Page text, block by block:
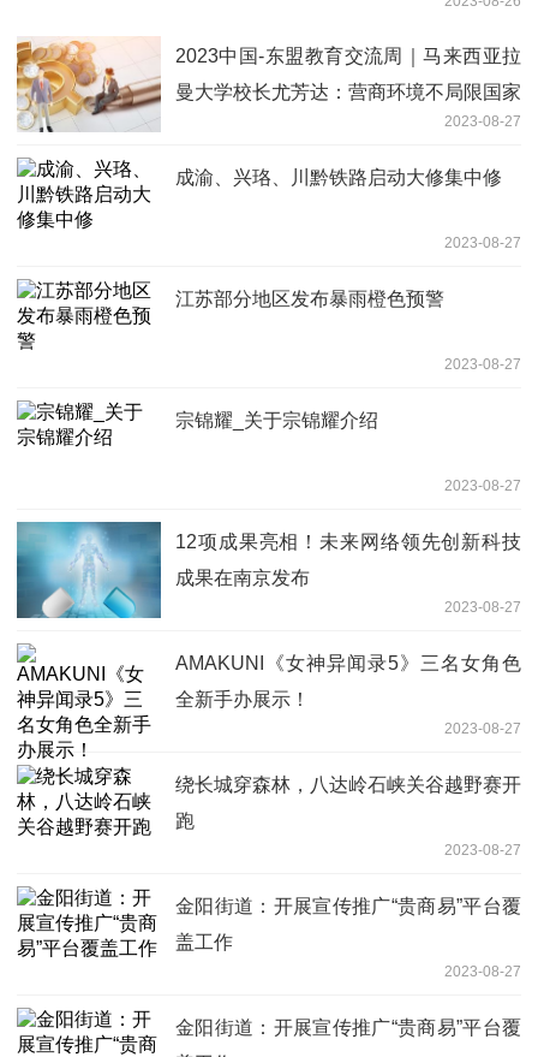
2023中国-东盟教育交流周｜马来西亚拉
曼大学校长尤芳达：营商环境不局限国家
2023-08-27
成渝、兴珞、川黔铁路启动大修集中修
2023-08-27
江苏部分地区发布暴雨橙色预警
2023-08-27
宗锦耀_关于宗锦耀介绍
2023-08-27
12项成果亮相！未来网络领先创新科技
成果在南京发布
2023-08-27
AMAKUNI《女神异闻录5》三名女角色
全新手办展示！
2023-08-27
绕长城穿森林，八达岭石峡关谷越野赛开
跑
2023-08-27
金阳街道：开展宣传推广“贵商易”平台覆
盖工作
2023-08-27
金阳街道：开展宣传推广“贵商易”平台覆